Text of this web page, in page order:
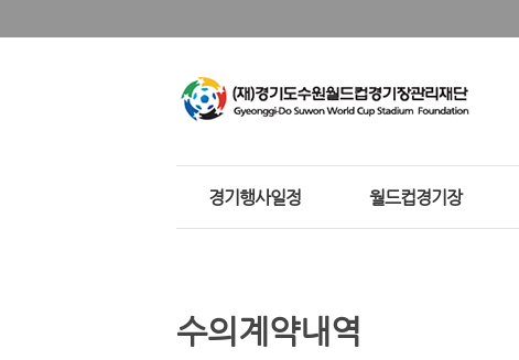
경기행사일정 월드컵경기장
수의계약내역